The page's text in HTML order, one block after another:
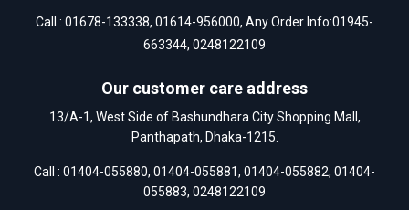
Call : 01678-133338, 01614-956000, Any Order Info:01945-
663344, 0248122109
Our customer care address
13/A-1, West Side of Bashundhara City Shopping Mall,
Panthapath, Dhaka-1215.
Call : 01404-055880, 01404-055881, 01404-055882, 01404-
055883, 0248122109